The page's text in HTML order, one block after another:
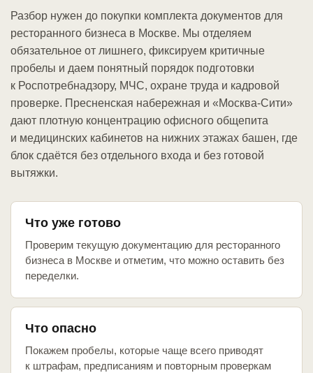
Разбор нужен до покупки комплекта документов для
ресторанного бизнеса в Москве. Мы отделяем
обязательное от лишнего, фиксируем критичные
пробелы и даем понятный порядок подготовки
к Роспотребнадзору, МЧС, охране труда и кадровой
проверке. Пресненская набережная и «Москва-Сити»
дают плотную концентрацию офисного общепита
и медицинских кабинетов на нижних этажах башен, где
блок сдаётся без отдельного входа и без готовой
вытяжки.
Что уже готово
Проверим текущую документацию для ресторанного
бизнеса в Москве и отметим, что можно оставить без
переделки.
Что опасно
Покажем пробелы, которые чаще всего приводят
к штрафам, предписаниям и повторным проверкам